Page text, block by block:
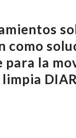
como
para la